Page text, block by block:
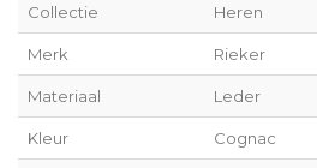
Collectie Heren
Merk Rieker
Materiaal Leder
Kleur Cognac